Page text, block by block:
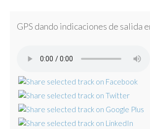
GPS dando indicaciones de salida